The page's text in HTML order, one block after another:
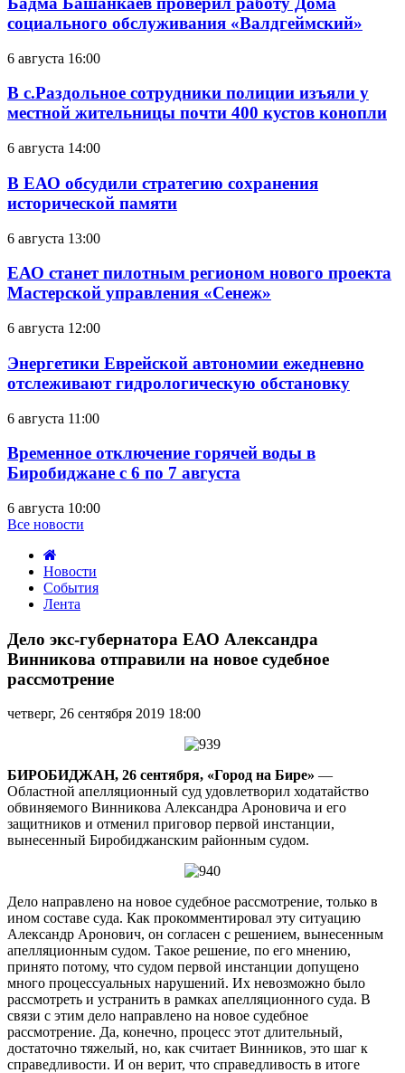
социального обслуживания «Валдгеймский»
6 августа 16:00
В с.Раздольное сотрудники полиции изъяли у
местной жительницы почти 400 кустов конопли
6 августа 14:00
В ЕАО обсудили стратегию сохранения
исторической памяти
6 августа 13:00
ЕАО станет пилотным регионом нового проекта
Мастерской управления «Сенеж»
6 августа 12:00
Энергетики Еврейской автономии ежедневно
отслеживают гидрологическую обстановку
6 августа 11:00
Временное отключение горячей воды в
Биробиджане с 6 по 7 августа
6 августа 10:00
Все новости
Новости
События
Лента
экс-
губернатора
ЕАО
Александра
отправили
рассмотрение
Дело экс-губернатора ЕАО Александра
Винникова отправили на новое судебное
рассмотрение
четверг, 26 сентября 2019 18:00
БИРОБИДЖАН, 26 сентября, «Город на Бире» —
Областной апелляционный суд удовлетворил ходатайство
обвиняемого Винникова Александра Ароновича и его
защитников и отменил приговор первой инстанции,
вынесенный Биробиджанским районным судом.
Дело направлено на новое судебное рассмотрение, только в
ином составе суда. Как прокомментировал эту ситуацию
Александр Аронович, он согласен с решением, вынесенным
апелляционным судом. Такое решение, по его мнению,
принято потому, что судом первой инстанции допущено
много процессуальных нарушений. Их невозможно было
рассмотреть и устранить в рамках апелляционного суда. В
связи с этим дело направлено на новое судебное
рассмотрение. Да, конечно, процесс этот длительный,
достаточно тяжелый, но, как считает Винников, это шаг к
справедливости. И он верит, что справедливость в итоге